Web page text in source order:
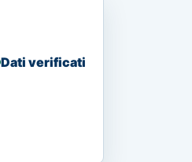
Dati verificati